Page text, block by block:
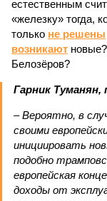
доходы от
минус в таком же
(74% –
Мирослава
– Довольно
железные дороги
спонсора. Вряд
РЖД совсем без
и привычный уже
Потерянные
новых хозяев, и